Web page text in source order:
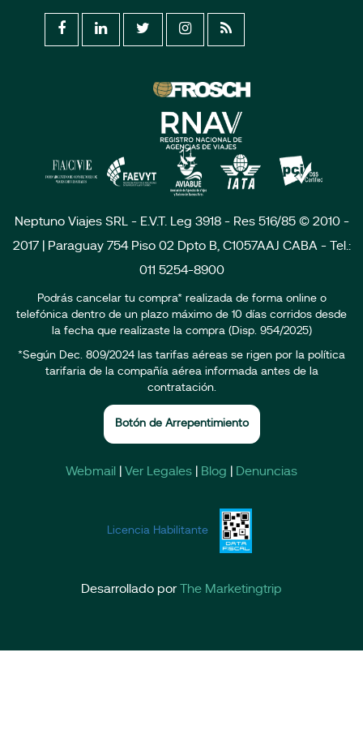
Neptuno Viajes SRL - E.V.T. Leg 3918 - Res 516/85 © 2010 -
2017 | Paraguay 754 Piso 02 Dpto B, C1057AAJ CABA - Tel.:
011 5254-8900
Podrás cancelar tu compra* realizada de forma online o
telefónica dentro de un plazo máximo de 10 días corridos desde
la fecha que realizaste la compra (Disp. 954/2025)
*Según Dec. 809/2024 las tarifas aéreas se rigen por la política
tarifaria de la compañía aérea informada antes de la
contratación.
Botón de Arrepentimiento
Webmail Ver Legales Blog Denuncias
Licencia Habilitante
Desarrollado por The Marketingtrip